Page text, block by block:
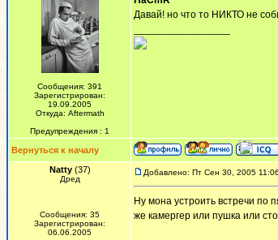
Сообщения: 391
Зарегистрирован:
19.09.2005
Откуда: Aftermath
Предупреждения : 1
Давай! но что то НИКТО не
Вернуться к началу
Natty(37)
Дред
Сообщения: 35
Зарегистрирован:
06.06.2005
Добавлено: Пт Сен 30, 2005
Ну мона устроить встречи по
же камергер или пушка или